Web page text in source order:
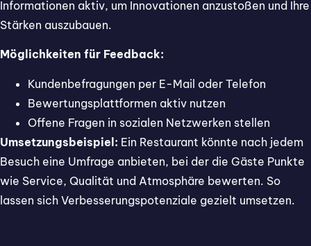
Informationen aktiv, um Innovationen anzustoßen und Ihre
Stärken auszubauen.
Möglichkeiten für Feedback:
Kundenbefragungen per E-Mail oder Telefon
Bewertungsplattformen aktiv nutzen
Offene Fragen in sozialen Netzwerken stellen
Umsetzungsbeispiel: Ein Restaurant könnte nach jedem
Besuch eine Umfrage anbieten, bei der die Gäste Punkte
wie Service, Qualität und Atmosphäre bewerten. So
lassen sich Verbesserungspotenziale gezielt umsetzen.